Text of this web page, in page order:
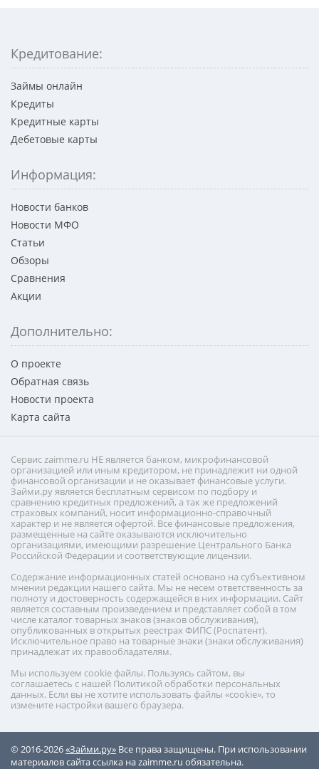
Кредитование:
Займы онлайн
Кредиты
Кредитные карты
Дебетовые карты
Информация:
Новости банков
Новости МФО
Статьи
Обзоры
Сравнения
Акции
Дополнительно:
О проекте
Обратная связь
Новости проекта
Карта сайта
Сервис zaimme.ru НЕ является банком, микрофинансовой
организацией или иным кредитором, не принадлежит ни одной
финансовой организации и не оказывает финансовые услуги.
Займи.ру является бесплатным сервисом по подбору и
сравнению кредитных предложений, а так же предложений
страховых компаний, носит информационно-справочный
характер и не является офертой. Все финансовые предложения,
размещенные на сайте оказываются исключительно
организациями, имеющими разрешение Центрального Банка
Российской Федерации и соответствующие лицензии.
Содержание информационных статей основано на субъективном
мнении редакции нашего сайта. Мы не несем ответственность за
полноту и достоверность содержащейся в них информации. Сайт
является составным произведением и представляет собой в том
числе каталог товарных знаков (знаков обслуживания),
опубликованных в открытых реестрах ФИПС (Роспатент).
Исключительное право на товарные знаки (знаки обслуживания)
принадлежат их правообладателям.
Мы используем cookie файлы. Пользуясь сайтом, вы
соглашаетесь с нашей Политикой обработки персональных
данных. Если вы не хотите использовать файлы «cookie», то
измените настройки вашего браузера.
© 2016-2026«Займи.ру» Все права защищены. При использовании
материалов сайта ссылка на zaimme.ru обязательна.